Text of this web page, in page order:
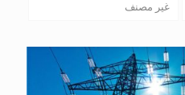
غير مصنف